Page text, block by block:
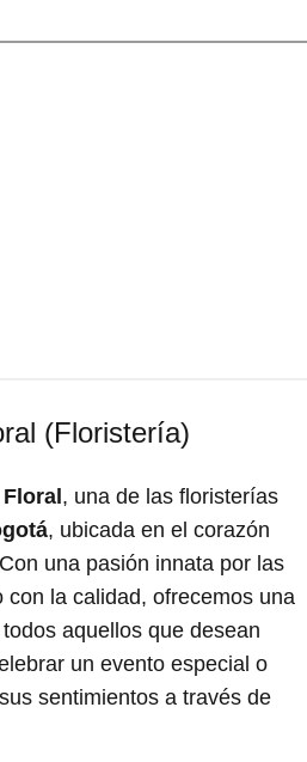
(Floristería)
, una de las floristerías
, ubicada en el corazón
una pasión innata por las
con la calidad, ofrecemos una
aquellos que desean
un evento especial o
sentimientos a través de